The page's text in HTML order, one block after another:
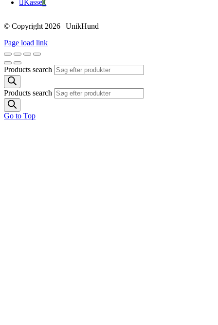
Kasse0
© Copyright 2026 | UnikHund
Page load link
Products search
Products search
Go to Top